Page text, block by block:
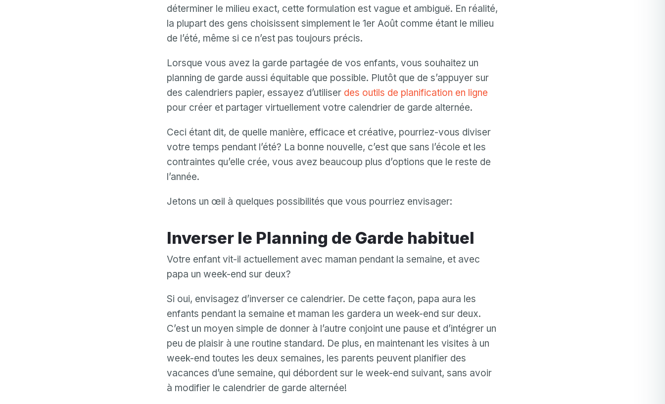
déterminer le milieu exact, cette formulation est vague et ambiguë. En réalité,
la plupart des gens choisissent simplement le 1er Août comme étant le milieu
de l’été, même si ce n’est pas toujours précis.
Lorsque vous avez la garde partagée de vos enfants, vous souhaitez un
planning de garde aussi équitable que possible. Plutôt que de s’appuyer sur
des calendriers papier, essayez d’utiliser des outils de planification en ligne
pour créer et partager virtuellement votre calendrier de garde alternée.
Ceci étant dit, de quelle manière, efficace et créative, pourriez-vous diviser
votre temps pendant l’été? La bonne nouvelle, c’est que sans l’école et les
contraintes qu’elle crée, vous avez beaucoup plus d’options que le reste de
l’année.
Jetons un œil à quelques possibilités que vous pourriez envisager:
Inverser le Planning de Garde habituel
Votre enfant vit-il actuellement avec maman pendant la semaine, et avec
papa un week-end sur deux?
Si oui, envisagez d’inverser ce calendrier. De cette façon, papa aura les
enfants pendant la semaine et maman les gardera un week-end sur deux.
C’est un moyen simple de donner à l’autre conjoint une pause et d’intégrer un
peu de plaisir à une routine standard. De plus, en maintenant les visites à un
week-end toutes les deux semaines, les parents peuvent planifier des
vacances d’une semaine, qui débordent sur le week-end suivant, sans avoir
à modifier le calendrier de garde alternée!